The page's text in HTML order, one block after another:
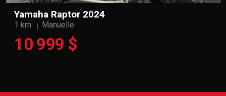
Yamaha Raptor 2024
1 km Manuelle
10 999 $